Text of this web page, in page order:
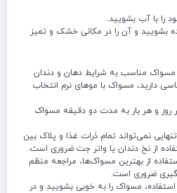
را با آب بشویید.
بشویید و آن را در مکانی خشک و تمیز
مناسب به شرایط دهان و دندان
دارید، مسواک با موهای نرم انتخاب
روز و هر بار به مدت دو دقیقه مسواک
نمی‌تواند تمام ذرات غذا و پلاک بین
از نخ دندان یا واتر جت ضروری است.
از بهترین مسواک‌ها، مراجعه منظم
ضروری است.
مسواک را به خوبی بشویید و در